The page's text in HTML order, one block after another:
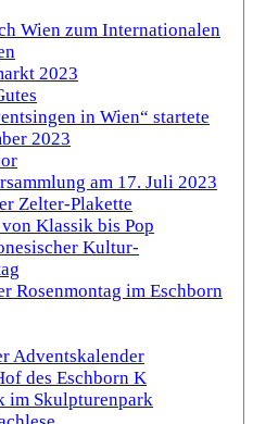
Wien zum Internationalen
2023
in Wien“ startete
2023
am 17. Juli 2023
Zelter-Plakette
Klassik bis Pop
Kultur-
Rosenmontag im Eschborn
Adventskalender
des Eschborn K
im Skulpturenpark